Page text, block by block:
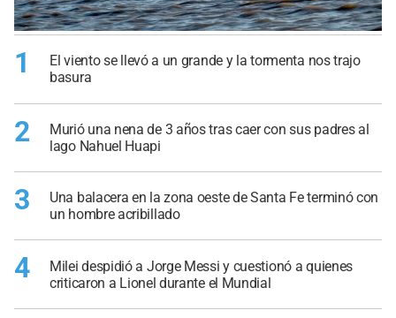
1
El viento se llevó a un grande y la tormenta nos trajo
basura
2
Murió una nena de 3 años tras caer con sus padres al
lago Nahuel Huapi
3
Una balacera en la zona oeste de Santa Fe terminó con
un hombre acribillado
4
Milei despidió a Jorge Messi y cuestionó a quienes
criticaron a Lionel durante el Mundial